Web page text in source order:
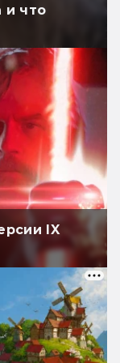
и что
IX